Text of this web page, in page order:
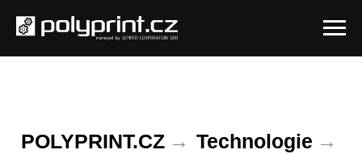
POLYPRINT.CZ → Technologie →